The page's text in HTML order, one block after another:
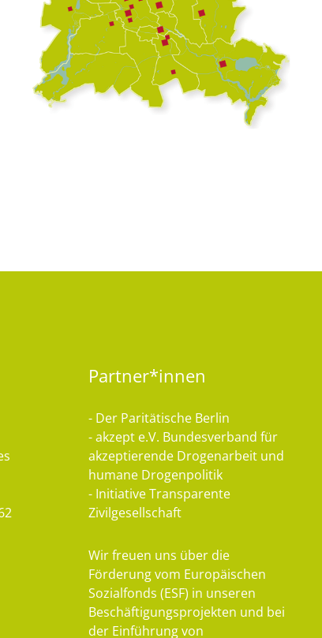
Partner*innen
- Der Paritätische Berlin
- akzept e.V. Bundesverband für
akzeptierende Drogenarbeit und
humane Drogenpolitik
- Initiative Transparente
Zivilgesellschaft
Wir freuen uns über die
Förderung vom Europäischen
Sozialfonds (ESF) in unseren
Beschäftigungsprojekten und bei
der Einführung von